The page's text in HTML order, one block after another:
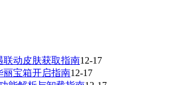
联动皮肤获取指南12-17
丽宝箱开启指南12-17